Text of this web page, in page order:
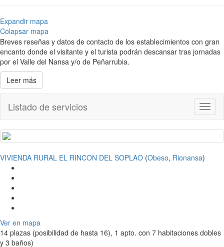
Expandir mapa
Colapsar mapa
Breves reseñas y datos de contacto de los establecimientos con gran
encanto donde el visitante y el turista podrán descansar tras jornadas
por el Valle del Nansa y/o de Peñarrubia.
Leer más
Listado de servicios
VIVIENDA RURAL EL RINCON DEL SOPLAO (Obeso, Rionansa)
Ver en mapa
14 plazas (posibilidad de hasta 16), 1 apto. con 7 habitaciones dobles
y 3 baños)